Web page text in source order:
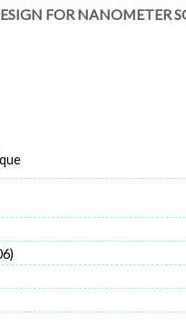
FOR NANOMETER